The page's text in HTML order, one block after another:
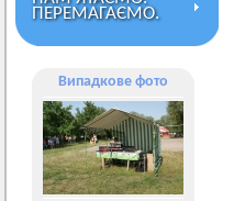
ПЕРЕМАГАЄМО.
Випадкове фото